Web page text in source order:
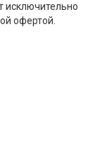
исключительно
офертой.